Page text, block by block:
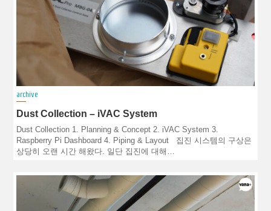
archive
Dust Collection – iVAC System
Dust Collection 1. Planning & Concept 2. iVAC System 3.
Raspberry Pi Dashboard 4. Piping & Layout 집진 시스템의 구상은
상당히 오랜 시간 해왔다. 일단 집진에 대해…